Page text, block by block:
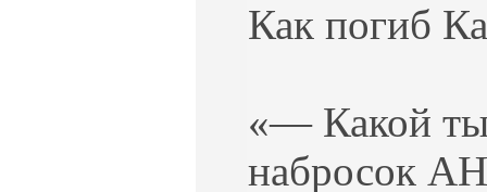
Как погиб
«— Какой ты
набросок